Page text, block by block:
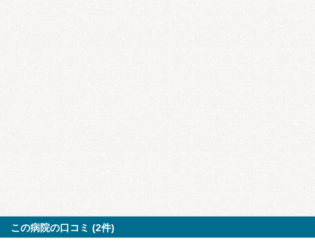
この病院の口コミ (2件)